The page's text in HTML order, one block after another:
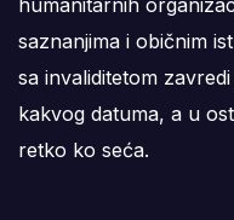
humanitarnih
saznanjima i običnim
sa invaliditetom
kakvog datuma, a u
retko ko seća.